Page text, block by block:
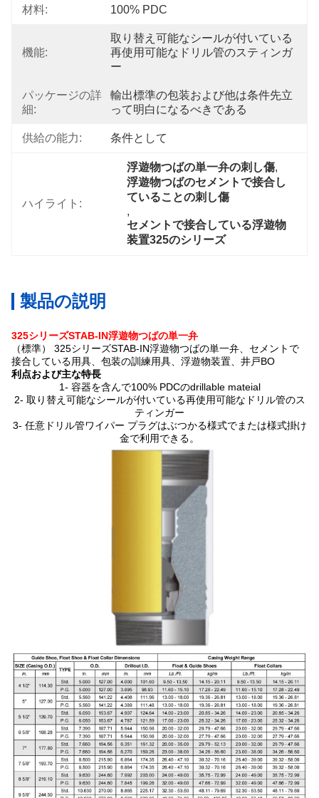
材料: 100% PDC
機能:
取り替え可能なシールが付いている
再使用可能なドリル管のスティンガ
ー
パッケージの詳
細:
輸出標準の包装および他は条件先立
って明白になるべきである
供給の能力: 条件として
ハイライト:
浮遊物つばの単一弁の刺し傷,
浮遊物つばのセメントで接合し
ていることの刺し傷
,
セメントで接合している浮遊物
装置325のシリーズ
製品の説明
325シリーズSTAB-IN浮遊物つばの単一弁
（標準） 325シリーズSTAB-IN浮遊物つばの単一弁、セメントで
接合している用具、包装の訓練用具、浮遊物装置、井戸BO
利点および主な特長
1- 容器を含んで100% PDCのdrillable mateial
2- 取り替え可能なシールが付いている再使用可能なドリル管のス
ティンガー
3- 任意ドリル管ワイパー プラグはぶつかる様式でまたは様式掛け
金で利用できる。